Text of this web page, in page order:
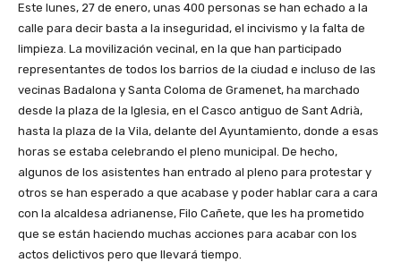
Este lunes, 27 de enero, unas 400 personas se han echado a la
calle para decir basta a la inseguridad, el incivismo y la falta de
limpieza. La movilización vecinal, en la que han participado
representantes de todos los barrios de la ciudad e incluso de las
vecinas Badalona y Santa Coloma de Gramenet, ha marchado
desde la plaza de la Iglesia, en el Casco antiguo de Sant Adrià,
hasta la plaza de la Vila, delante del Ayuntamiento, donde a esas
horas se estaba celebrando el pleno municipal. De hecho,
algunos de los asistentes han entrado al pleno para protestar y
otros se han esperado a que acabase y poder hablar cara a cara
con la alcaldesa adrianense, Filo Cañete, que les ha prometido
que se están haciendo muchas acciones para acabar con los
actos delictivos pero que llevará tiempo.